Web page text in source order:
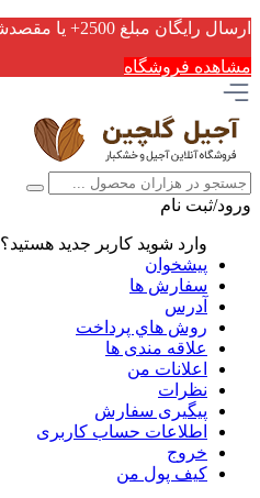
ارسال رایگان مبلغ 2500+ یا مقصدشاهین شهر
مشاهده فروشگاه
ورود/ثبت نام
وارد شوید کاربر جدید هستید؟
پیشخوان
سفارش ها
آدرس
روش هاي پرداخت
علاقه مندی ها
اعلانات من
نظرات
پیگیری سفارش
اطلاعات حساب كاربری
خروج
کیف پول من